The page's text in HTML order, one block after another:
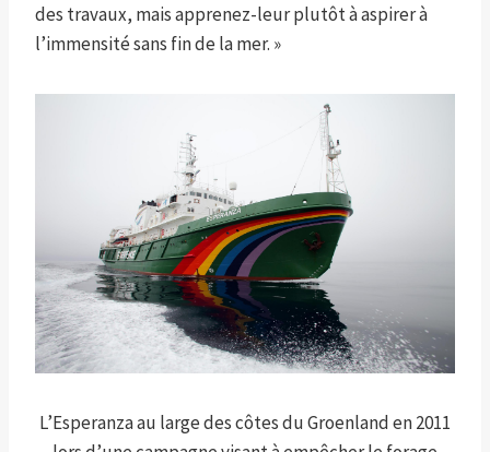
des travaux, mais apprenez-leur plutôt à aspirer à
l’immensité sans fin de la mer. »
L’Esperanza au large des côtes du Groenland en 2011